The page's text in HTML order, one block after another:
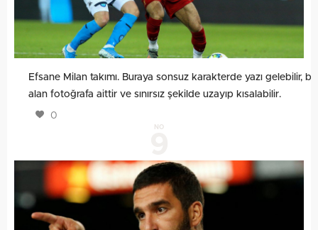
Efsane Milan takımı. Buraya sonsuz karakterde yazı gelebilir, bu
alan fotoğrafa aittir ve sınırsız şekilde uzayıp kısalabilir.
0
NO